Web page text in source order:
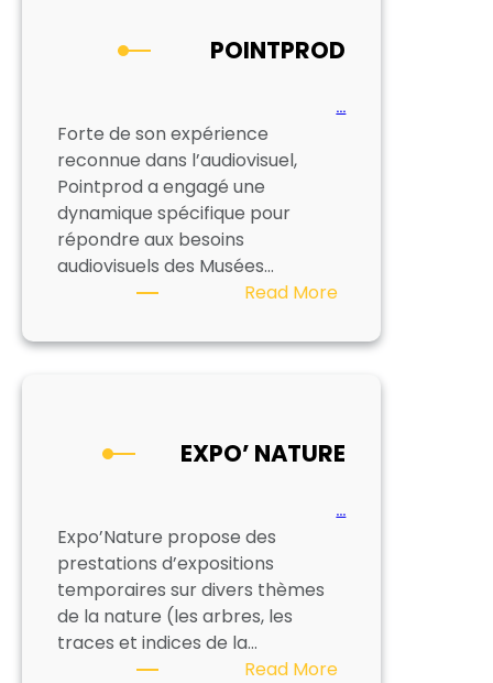
POINTPROD
…
Forte de son expérience
reconnue dans l’audiovisuel,
Pointprod a engagé une
dynamique spécifique pour
répondre aux besoins
audiovisuels des Musées…
Read More:
EXPO’ NATURE
…
Expo’Nature propose des
prestations d’expositions
temporaires sur divers thèmes
de la nature (les arbres, les
traces et indices de la…
Read More: